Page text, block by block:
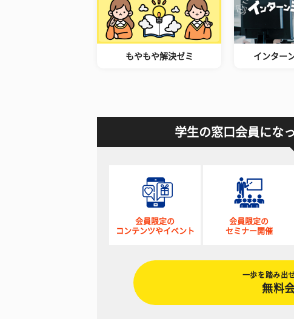
もやもや解決ゼミ インター
学生の窓口会員にな
会員限定の
コンテンツやイベント
会員限定の
セミナー開催
一歩を踏み出
無料